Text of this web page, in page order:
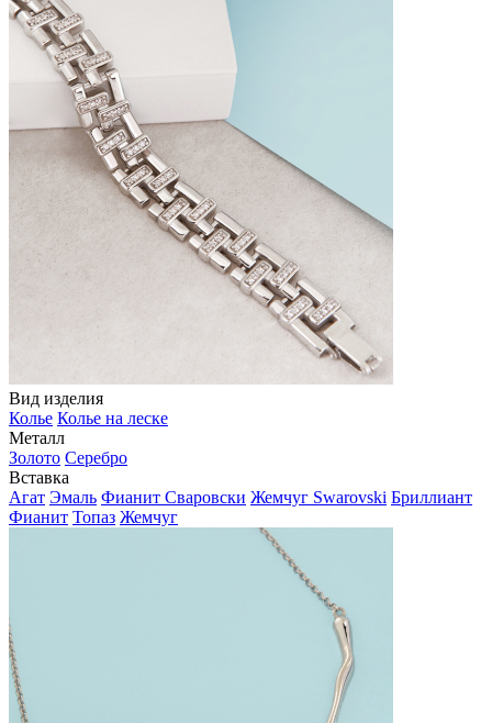
Вид изделия
Колье Колье на леске
Металл
Золото Серебро
Вставка
Агат Эмаль Фианит Сваровски Жемчуг Swarovski Бриллиант
Фианит Топаз Жемчуг